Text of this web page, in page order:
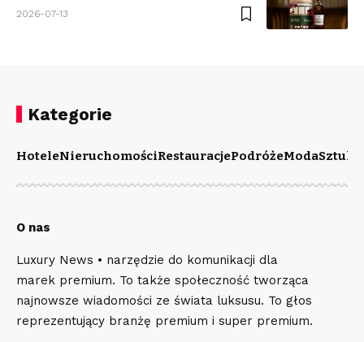
2026-07-13
Kategorie
HoteleNieruchomościRestauracjePodróżeModaSztuka
O nas
Luxury News • narzędzie do komunikacji dla
marek premium. To także społeczność tworząca
najnowsze wiadomości ze świata luksusu. To głos
reprezentujący branżę premium i super premium.